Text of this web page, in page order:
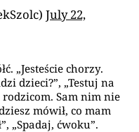
July 22,
„Jesteście chorzy.
dzieci?”, „Testuj na
Sam nim nie
mówił, co mam
„Spadaj, ćwoku”.